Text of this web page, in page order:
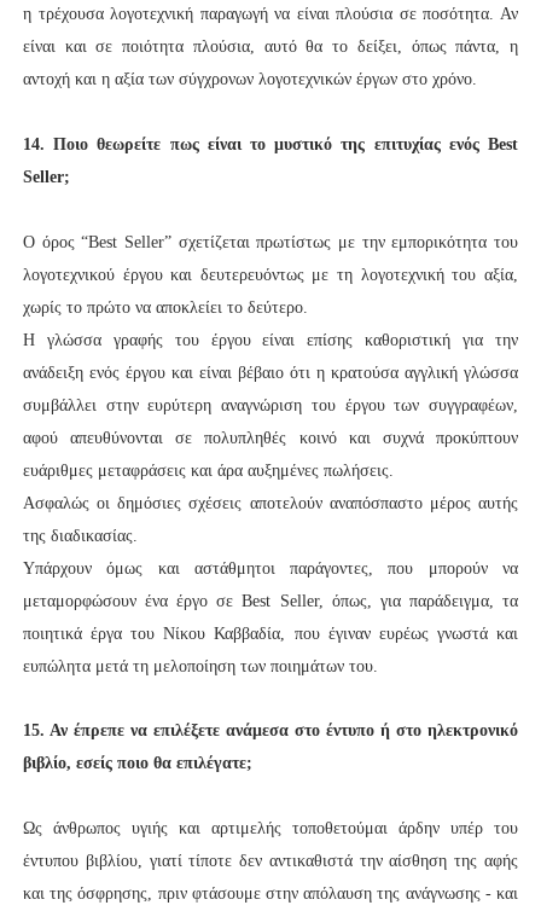
η τρέχουσα λογοτεχνική παραγωγή να είναι πλούσια σε ποσότητα. Αν
είναι και σε ποιότητα πλούσια, αυτό θα το δείξει, όπως πάντα, η
αντοχή και η αξία των σύγχρονων λογοτεχνικών έργων στο χρόνο.
14. Ποιο θεωρείτε πως είναι το μυστικό της επιτυχίας ενός Best
Seller;
Ο όρος “Best Seller” σχετίζεται πρωτίστως με την εμπορικότητα του
λογοτεχνικού έργου και δευτερευόντως με τη λογοτεχνική του αξία,
χωρίς το πρώτο να αποκλείει το δεύτερο.
Η γλώσσα γραφής του έργου είναι επίσης καθοριστική για την
ανάδειξη ενός έργου και είναι βέβαιο ότι η κρατούσα αγγλική γλώσσα
συμβάλλει στην ευρύτερη αναγνώριση του έργου των συγγραφέων,
αφού απευθύνονται σε πολυπληθές κοινό και συχνά προκύπτουν
ευάριθμες μεταφράσεις και άρα αυξημένες πωλήσεις.
Ασφαλώς οι δημόσιες σχέσεις αποτελούν αναπόσπαστο μέρος αυτής
της διαδικασίας.
Υπάρχουν όμως και αστάθμητοι παράγοντες, που μπορούν να
μεταμορφώσουν ένα έργο σε Best Seller, όπως, για παράδειγμα, τα
ποιητικά έργα του Νίκου Καββαδία, που έγιναν ευρέως γνωστά και
ευπώλητα μετά τη μελοποίηση των ποιημάτων του.
15. Αν έπρεπε να επιλέξετε ανάμεσα στο έντυπο ή στο ηλεκτρονικό
βιβλίο, εσείς ποιο θα επιλέγατε;
Ως άνθρωπος υγιής και αρτιμελής τοποθετούμαι άρδην υπέρ του
έντυπου βιβλίου, γιατί τίποτε δεν αντικαθιστά την αίσθηση της αφής
και της όσφρησης, πριν φτάσουμε στην απόλαυση της ανάγνωσης - και